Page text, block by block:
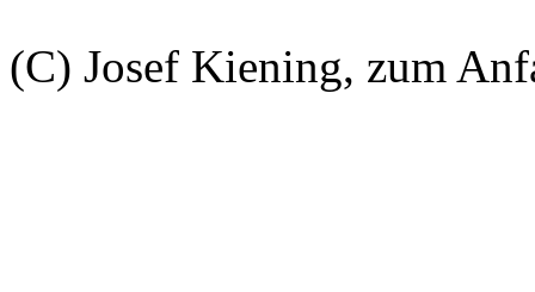
(C) Josef Kiening, zum